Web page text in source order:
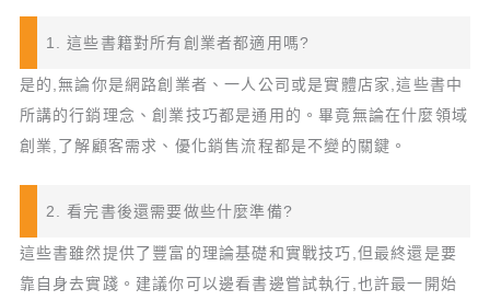
1. 這些書籍對所有創業者都適用嗎?
是的,無論你是網路創業者、一人公司或是實體店家,這些書中
所講的行銷理念、創業技巧都是通用的。畢竟無論在什麼領域
創業,了解顧客需求、優化銷售流程都是不變的關鍵。
2. 看完書後還需要做些什麼準備?
這些書雖然提供了豐富的理論基礎和實戰技巧,但最終還是要
靠自身去實踐。建議你可以邊看書邊嘗試執行,也許最一開始